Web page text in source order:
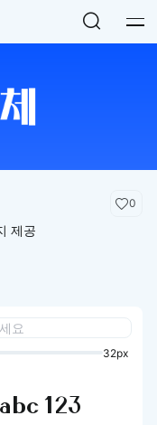
0
제공
32px
abc 123